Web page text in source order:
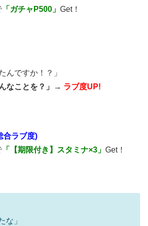
「ガチャP500」 Get！
んですか！？」
なことを？」→ ラブ度UP!
合ラブ度)
「【期限付き】スタミナ×3」 Get！
な」